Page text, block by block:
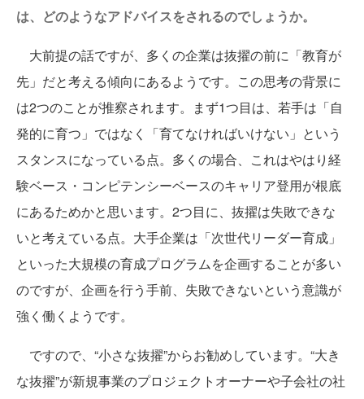
は、どのようなアドバイスをされるのでしょうか。
大前提の話ですが、多くの企業は抜擢の前に「教育が
先」だと考える傾向にあるようです。この思考の背景に
は2つのことが推察されます。まず1つ目は、若手は「自
発的に育つ」ではなく「育てなければいけない」という
スタンスになっている点。多くの場合、これはやはり経
験ベース・コンピテンシーベースのキャリア登用が根底
にあるためかと思います。2つ目に、抜擢は失敗できな
いと考えている点。大手企業は「次世代リーダー育成」
といった大規模の育成プログラムを企画することが多い
のですが、企画を行う手前、失敗できないという意識が
強く働くようです。
ですので、“小さな抜擢”からお勧めしています。“大き
な抜擢”が新規事業のプロジェクトオーナーや子会社の社